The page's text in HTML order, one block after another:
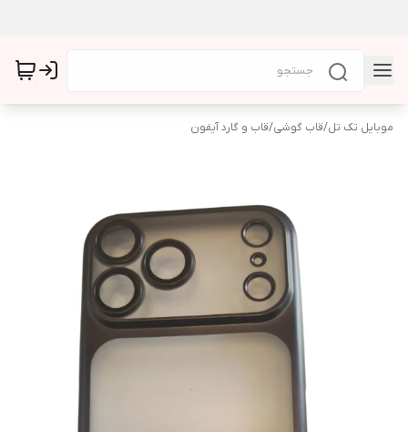
موبایل تک تل/قاب گوشی/قاب و گارد آیفون